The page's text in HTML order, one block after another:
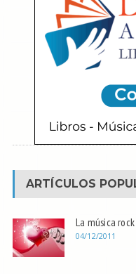
ARTÍCULOS
La música
04/12/2011